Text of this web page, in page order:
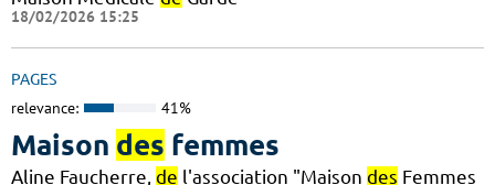
18/02/2026 15:25
PAGES
relevance: 41%
Maison des femmes
Aline Faucherre, de l'association "Maison des Femmes